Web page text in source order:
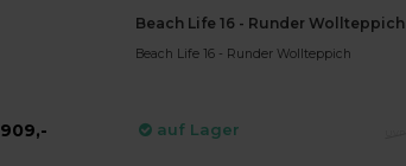
909,-
Beach Life 16 - Runder Wollteppich
Beach Life 16 - Runder Wollteppich
auf Lager